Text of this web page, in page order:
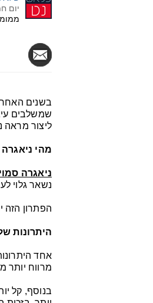
יום חמישי, 7
בשנים
שמשלבים
ליצור מראה
מהי
ניאגרה
נשאר גלוי
הפתרון הזה
היתרונות
אחד
מרווח יותר
בנוסף, קל